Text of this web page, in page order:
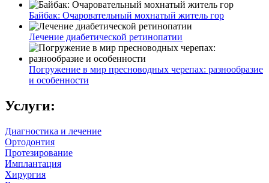
Байбак: Очаровательный мохнатый житель гор
Лечение диабетической ретинопатии
Погружение в мир пресноводных черепах: разнообразие
и особенности
Услуги:
Диагностика и лечение
Ортодонтия
Протезирование
Имплантация
Хирургия